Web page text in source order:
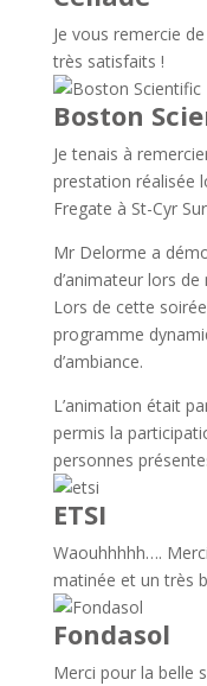
Je vous remercie
très satisfaits !
Boston
Je tenais à
prestation réalisée
Fregate à St-Cyr
Mr Delorme a
d’animateur lors
Lors de cette
programme
d’ambiance.
L’animation était
permis la
personnes
ETSI
Waouhhhhh….
matinée et un très
Fondasol
Merci pour la belle